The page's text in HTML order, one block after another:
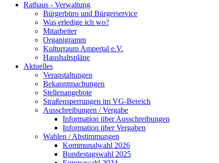
Rathaus - Verwaltung
Bürgerbüro und Bürgerservice
Was erledige ich wo?
Mitarbeiter
Organigramm
Kulturraum Ampertal e.V.
Haushaltspläne
Aktuelles
Veranstaltungen
Bekanntmachungen
Stellenangebote
Straßensperrungen im VG-Bereich
Ausschreibungen / Vergabe
Information über Ausschreibungen
Information über Vergaben
Wahlen / Abstimmungen
Kommunalwahl 2026
Bundestagswahl 2025